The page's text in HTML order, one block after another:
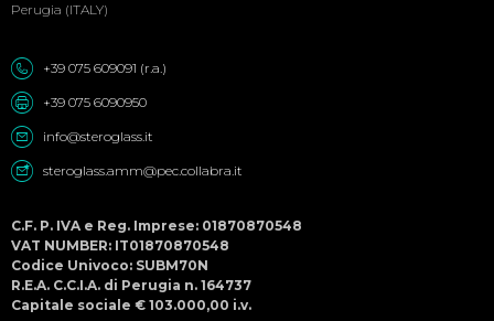
Perugia (ITALY)
+39 075 609091 (r.a.)
+39 075 6090950
info@steroglass.it
steroglass.amm@pec.collabra.it
C.F. P. IVA e Reg. Imprese: 01870870548
VAT NUMBER: IT01870870548
Codice Univoco: SUBM70N
R.E.A. C.C.I.A. di Perugia n. 164737
Capitale sociale € 103.000,00 i.v.